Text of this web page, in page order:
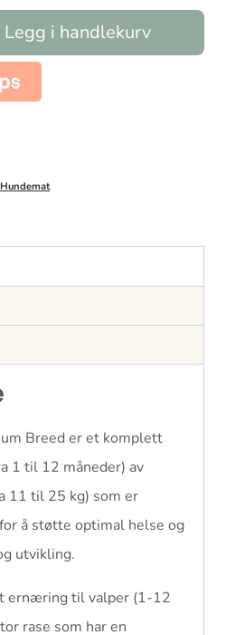
Legg i handlekurv
Hundemat
Breed er et komplett
1 til 12 måneder) av
11 til 25 kg) som er
å støtte optimal helse og
utvikling.
ernæring til valper (1-12
rase som har en